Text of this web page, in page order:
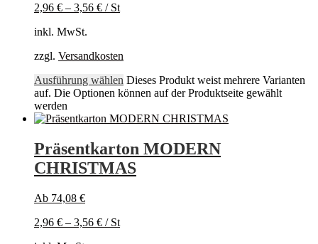
2,96 € – 3,56 € / St
inkl. MwSt.
zzgl. Versandkosten
Ausführung wählen Dieses Produkt weist mehrere Varianten
auf. Die Optionen können auf der Produktseite gewählt
werden
Präsentkarton MODERN
CHRISTMAS
Ab 74,08 €
2,96 € – 3,56 € / St